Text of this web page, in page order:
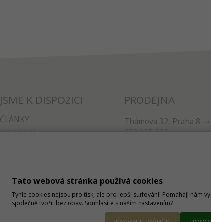
JSME K DISPOZICI
ČLÁNKY
KONTAKT
PRODEJNA
Thámova 32, Praha 8
233 355 585
Tato webová stránka používá cookies
Tyhle cookies nejsou pro tisk, ale pro lepší surfování! Pomáhají nám
společně tvořit bez obav. Souhlasíte s naším nastavením?